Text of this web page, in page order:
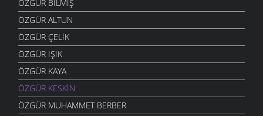
ÖZGUR BILMIŞ
ÖZGÜR ALTUN
ÖZGÜR ÇELIK
ÖZGÜR IŞIK
ÖZGÜR KAYA
ÖZGÜR KESKIN
ÖZGÜR MUHAMMET BERBER